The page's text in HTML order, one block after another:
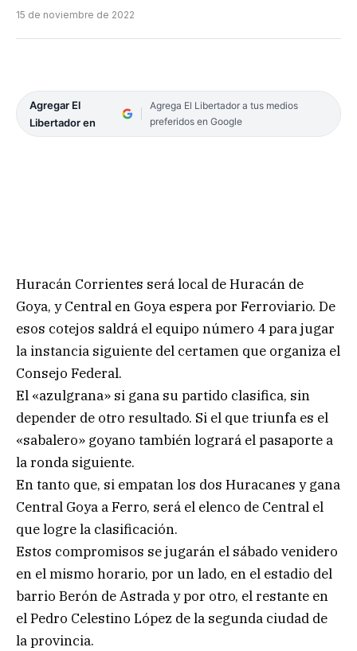
15 de noviembre de 2022
Agregar El
Libertador en
Agrega El Libertador a tus medios
preferidos en Google
Huracán Corrientes será local de Huracán de
Goya, y Central en Goya espera por Ferroviario. De
esos cotejos saldrá el equipo número 4 para jugar
la instancia siguiente del certamen que organiza el
Consejo Federal.
El «azulgrana» si gana su partido clasifica, sin
depender de otro resultado. Si el que triunfa es el
«sabalero» goyano también logrará el pasaporte a
la ronda siguiente.
En tanto que, si empatan los dos Huracanes y gana
Central Goya a Ferro, será el elenco de Central el
que logre la clasificación.
Estos compromisos se jugarán el sábado venidero
en el mismo horario, por un lado, en el estadio del
barrio Berón de Astrada y por otro, el restante en
el Pedro Celestino López de la segunda ciudad de
la provincia.